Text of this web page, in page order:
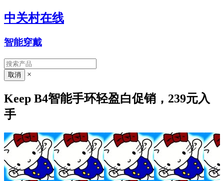
中关村在线
智能穿戴
×
Keep B4智能手环轻盈白促销，239元入
手